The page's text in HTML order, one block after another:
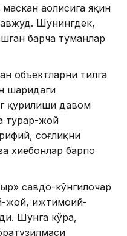
аҳолисига яқин
Шунингдек,
барча туманлар
объектларни тилга
шаҳридаги
қурилиши давом
турар-жой
соғлиқни
хиёбонлар барпо
савдо-кўнгилочар
жой, ижтимоий-
Шунга кўра,